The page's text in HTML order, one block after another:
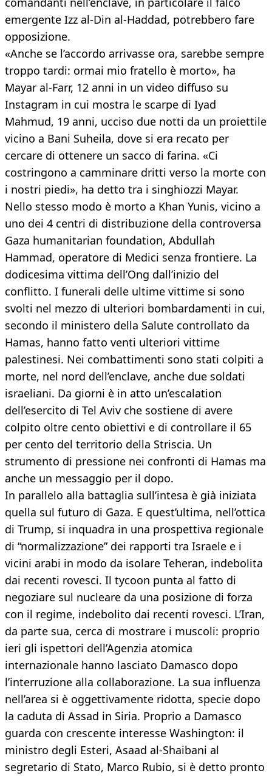
emergente Izz al-Din al-Haddad, potrebbero fare
opposizione.
«Anche se l’accordo arrivasse ora, sarebbe sempre
troppo tardi: ormai mio fratello è morto», ha
Mayar al-Farr, 12 anni in un video diffuso su
Instagram in cui mostra le scarpe di Iyad
Mahmud, 19 anni, ucciso due notti da un proiettile
vicino a Bani Suheila, dove si era recato per
cercare di ottenere un sacco di farina. «Ci
costringono a camminare dritti verso la morte con
i nostri piedi», ha detto tra i singhiozzi Mayar.
Nello stesso modo è morto a Khan Yunis, vicino a
uno dei 4 centri di distribuzione della controversa
Gaza humanitarian foundation, Abdullah
Hammad, operatore di Medici senza frontiere. La
dodicesima vittima dell’Ong dall’inizio del
conflitto. I funerali delle ultime vittime si sono
svolti nel mezzo di ulteriori bombardamenti in cui,
secondo il ministero della Salute controllato da
Hamas, hanno fatto venti ulteriori vittime
palestinesi. Nei combattimenti sono stati colpiti a
morte, nel nord dell’enclave, anche due soldati
israeliani. Da giorni è in atto un’escalation
dell’esercito di Tel Aviv che sostiene di avere
colpito oltre cento obiettivi e di controllare il 65
per cento del territorio della Striscia. Un
strumento di pressione nei confronti di Hamas ma
anche un messaggio per il dopo.
In parallelo alla battaglia sull’intesa è già iniziata
quella sul futuro di Gaza. E quest’ultima, nell’ottica
di Trump, si inquadra in una prospettiva regionale
di “normalizzazione” dei rapporti tra Israele e i
vicini arabi in modo da isolare Teheran, indebolita
dai recenti rovesci. Il tycoon punta al fatto di
negoziare sul nucleare da una posizione di forza
con il regime, indebolito dai recenti rovesci. L’Iran,
da parte sua, cerca di mostrare i muscoli: proprio
ieri gli ispettori dell’Agenzia atomica
internazionale hanno lasciato Damasco dopo
l’interruzione alla collaborazione. La sua influenza
nell’area si è oggettivamente ridotta, specie dopo
la caduta di Assad in Siria. Proprio a Damasco
guarda con crescente interesse Washington: il
ministro degli Esteri, Asaad al-Shaibani al
segretario di Stato, Marco Rubio, si è detto pronto